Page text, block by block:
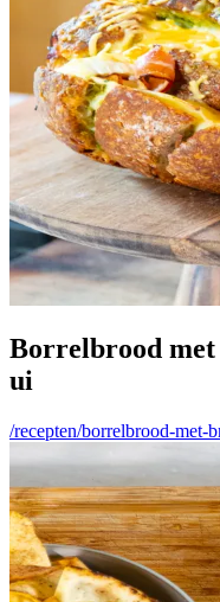
Borrelbrood met
ui
/recepten/borrelbrood-met-